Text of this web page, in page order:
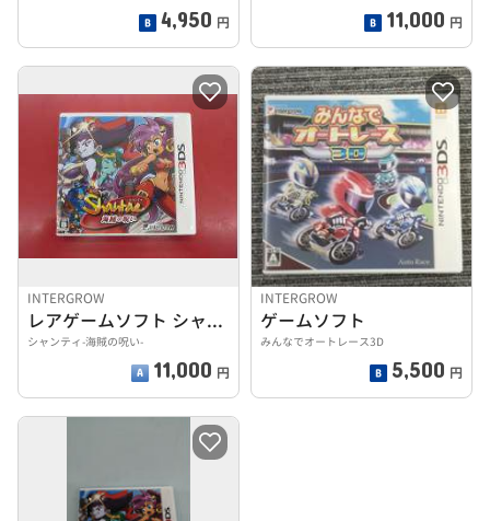
4,950 円 11,000 円
INTERGROW
レアゲームソフト シャンティ
シャンティ-海賊の呪い-
11,000 円
INTERGROW
ゲームソフト
みんなでオートレース3D
5,500 円